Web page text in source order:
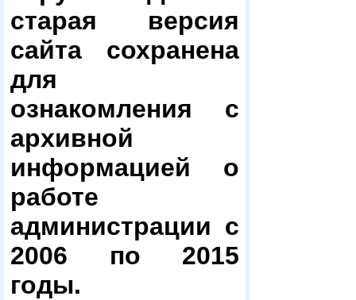
старая версия
сайта сохранена
для
ознакомления с
архивной
информацией о
работе
администрации с
2006 по 2015
годы.